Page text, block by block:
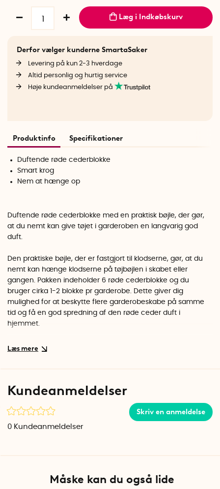
Læg i Indkøbskurv
Derfor vælger kunderne SmartaSaker
Levering på kun 2-3 hverdage
Altid personlig og hurtig service
Høje kundeanmeldelser på
Produktinfo Specifikationer
Duftende røde cederblokke
Smart krog
Nem at hænge op
Duftende røde cederblokke med en praktisk bøjle, der gør,
at du nemt kan give tøjet i garderoben en langvarig god
duft.
Den praktiske bøjle, der er fastgjort til klodserne, gør, at du
nemt kan hænge klodserne på tøjbøjlen i skabet eller
gangen. Pakken indeholder 6 røde cederblokke og du
bruger cirka 1-2 blokke pr garderobe. Dette giver dig
mulighed for at beskytte flere garderobeskabe på samme
tid og få en god spredning af den røde ceder duft i
hjemmet.
De røde cederblokke kan bruges i meget lang tid. Over tid vil
skrøbelige beklædningsgenstande, da olien i træet kan
plette. Efterlad lidt plads, eller hæng noget solidt mellem
Materiale: Ubehandlet amerikansk rød Cedertræ Juniperus
Kundeanmeldelser
Skriv en anmeldelse
0 Kundeanmeldelser
Måske kan du også lide